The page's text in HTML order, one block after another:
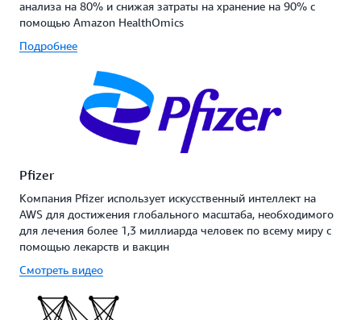
анализа на 80% и снижая затраты на хранение на 90% с
помощью Amazon HealthOmics
Подробнее
Pfizer
Компания Pfizer использует искусственный интеллект на
AWS для достижения глобального масштаба, необходимого
для лечения более 1,3 миллиарда человек по всему миру с
помощью лекарств и вакцин
Смотреть видео